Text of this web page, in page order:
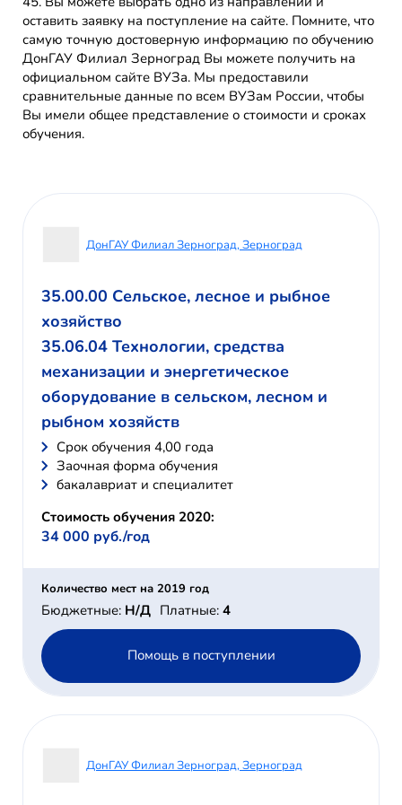
оставить заявку на поступление на сайте. Помните, что
самую точную достоверную информацию по обучению
ДонГАУ Филиал Зерноград Вы можете получить на
официальном сайте ВУЗа. Мы предоставили
сравнительные данные по всем ВУЗам России, чтобы
Вы имели общее представление о стоимости и сроках
обучения.
ДонГАУ Филиал Зерноград, Зерноград
35.00.00 Сельское, лесное и рыбное
хозяйство
35.06.04 Технологии, средства
механизации и энергетическое
оборудование в сельском, лесном и
рыбном хозяйств
Cрок обучения 4,00 года
Заочная форма обучения
бакалавриат и специалитет
Стоимость обучения 2020:
34 000 руб./год
Количество мест на 2019 год
Бюджетные: Н/Д Платные: 4
Помощь в поступлении
ДонГАУ Филиал Зерноград, Зерноград